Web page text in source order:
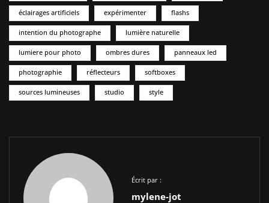
éclairages artificiels expérimenter flashs
intention du photographe lumière naturelle
lumiere pour photo ombres dures panneaux led
photographie réflecteurs softboxes
sources lumineuses studio style
Écrit par :
mylene-jot